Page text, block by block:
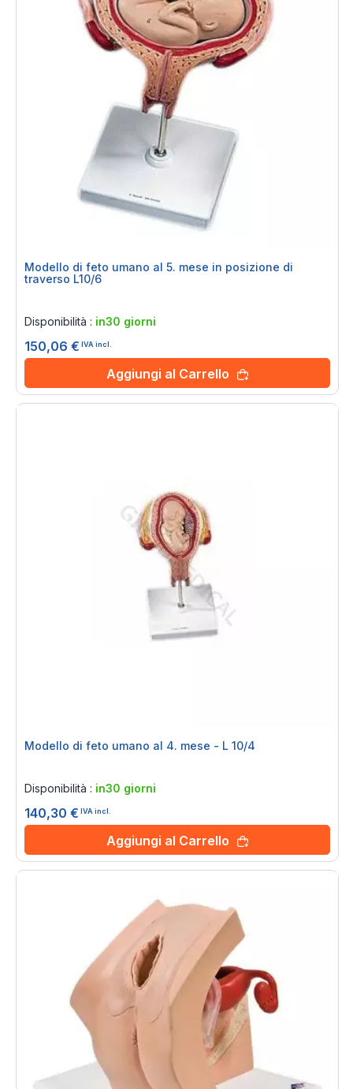
Modello di feto umano al 5. mese in posizione di
traverso L10/6
Disponibilità : in30 giorni
150,06 € IVA incl.
Aggiungi al Carrello
Modello di feto umano al 4. mese - L 10/4
Disponibilità : in30 giorni
140,30 € IVA incl.
Aggiungi al Carrello